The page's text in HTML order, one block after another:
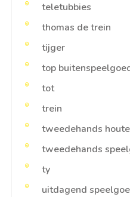
teletubbies
thomas de trein
tijger
top
tot
trein
tweedehands
tweedehands
ty
uitdagend